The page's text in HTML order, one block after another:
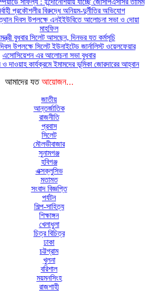
সাফল্য : ইন্দোনেশিয়ায় যাচ্ছে জেসিপিএসসির তামিম
প্রকৌশলীর বিরুদ্ধে অনিয়ম-দুর্নীতির অভিযোগ
দিবস উপলক্ষে এনইইউবিতে আলোচনা সভা ও দোয়া
মাহফিল
বুধবার সিলেট আসছেন, দিনভর যত কর্মসূচি
উপলক্ষে সিলেট ইউনাইটেড জার্নালিস্ট ওয়েলফেয়ার
এসোসিয়েশন এর আলোচনা সভা বুধবার
দাওয়াহ কার্যক্রমে ইমামদের ভূমিকা জোরদারের আহ্বান
আমাদের যত আয়োজন...
জাতীয়
আন্তর্জাতিক
রাজনীতি
প্রবাস
সিলেট
মৌলভীবাজার
সুনামগঞ্জ
হবিগঞ্জ
এক্সক্লুসিভ
মতামত
সংবাদ বিজ্ঞপ্তি
পর্যটন
শিল্প-সাহিত্য
শিক্ষাঙ্গন
খেলাধুলা
চিত্র বিচিত্র
ঢাকা
চট্টগ্রাম
খুলনা
বরিশাল
ময়মনসিংহ
রাজশাহী